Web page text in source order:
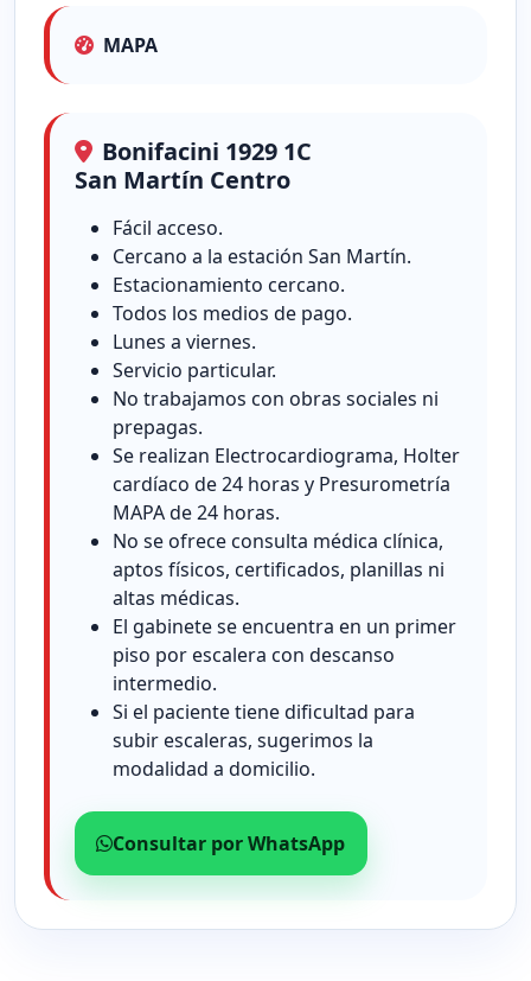
MAPA
Bonifacini 1929 1C
San Martín Centro
Fácil acceso.
Cercano a la estación San Martín.
Estacionamiento cercano.
Todos los medios de pago.
Lunes a viernes.
Servicio particular.
No trabajamos con obras sociales ni
prepagas.
Se realizan Electrocardiograma, Holter
cardíaco de 24 horas y Presurometría
MAPA de 24 horas.
No se ofrece consulta médica clínica,
aptos físicos, certificados, planillas ni
altas médicas.
El gabinete se encuentra en un primer
piso por escalera con descanso
intermedio.
Si el paciente tiene dificultad para
subir escaleras, sugerimos la
modalidad a domicilio.
Consultar por WhatsApp